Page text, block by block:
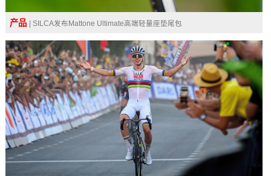
产品 | SILCA发布Mattone Ultimate高端轻量座垫尾包